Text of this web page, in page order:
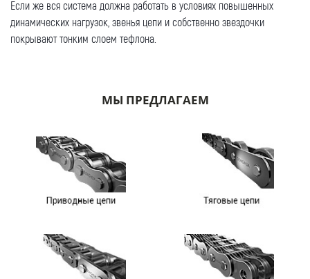
Если же вся система должна работать в условиях повышенных
динамических нагрузок, звенья цепи и собственно звездочки
покрывают тонким слоем тефлона.
МЫ ПРЕДЛАГАЕМ